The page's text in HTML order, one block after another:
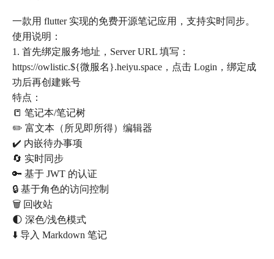
一款用 flutter 实现的免费开源笔记应用，支持实时同步。
使用说明：
1. 首先绑定服务地址，Server URL 填写：
https://owlistic.${微服名}.heiyu.space，点击 Login，绑定成
功后再创建账号
特点：
📒 笔记本/笔记树
✏️ 富文本（所见即所得）编辑器
✔️ 内嵌待办事项
🔄 实时同步
🔑 基于 JWT 的认证
🔒 基于角色的访问控制
🗑 回收站
🌓 深色/浅色模式
⬇️ 导入 Markdown 笔记